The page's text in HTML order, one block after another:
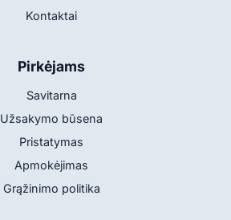
Kontaktai
Pirkėjams
Savitarna
Užsakymo būsena
Pristatymas
Apmokėjimas
Grąžinimo politika